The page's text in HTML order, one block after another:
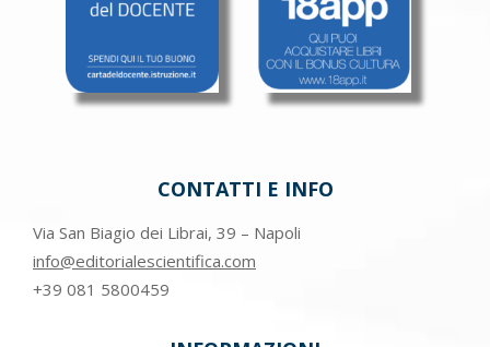
CONTATTI E INFO
Via San Biagio dei Librai, 39 – Napoli
info@editorialescientifica.com
+39 081 5800459